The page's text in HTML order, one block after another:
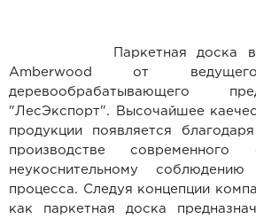
Паркетная доска
Amberwood от
деревообрабатывающего
"ЛесЭкспорт". Высочайшее
продукции появляется
производстве современного
неукоснительному соблюдению
процесса. Следуя концепции
как паркетная доска